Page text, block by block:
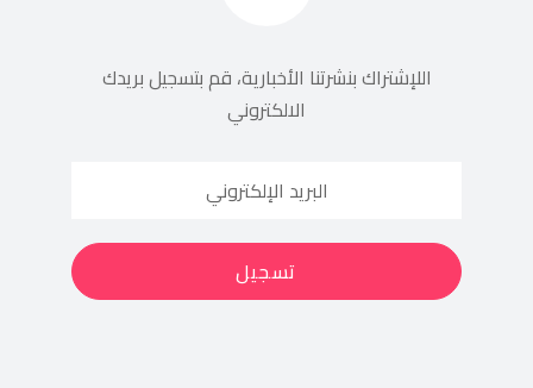
اللإشتراك بنشرتنا الأخبارية، قم بتسجيل بريدك
الالكتروني